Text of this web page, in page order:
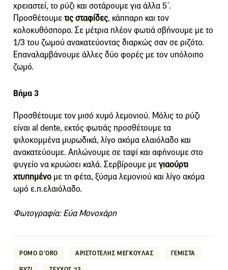
χρειαστεί, το ρύζι και σοτάρουμε για άλλα 5΄.
Προσθέτουμετις σταφίδες, κάππαρη και τον
κολοκυθόσπορο. Σε μέτρια πλέον φωτιά σβήνουμε με το
1/3 του ζωμού ανακατεύοντας διαρκώς σαν σε ριζότο.
Επαναλαμβάνουμε άλλες δύο φορές με τον υπόλοιπο
ζωμό.
Βήμα 3
Προσθέτουμε τον μισό χυμό λεμονιού. Μόλις το ρύζι
είναι al dente, εκτός φωτιάς προσθέτουμε τα
ψιλοκομμένα μυρωδικά, λίγο ακόμα ελαιόλαδο και
ανακατεύουμε. Απλώνουμε σε ταψί και αφήνουμε στο
ψυγείο να κρυώσει καλά. Σερβίρουμε μεγιαούρτι
χτυπημένο με τη φέτα, ξύσμα λεμονιού και λίγο ακόμα
ωμό ε.π.ελαιόλαδο.
Φωτογραφία: Εύα Μονοχάρη
POMO D’ORO ΑΡΙΣΤΟΤΕΛΗΣ ΜΕΓΚΟΥΛΑΣ ΓΕΜΙΣΤΑ